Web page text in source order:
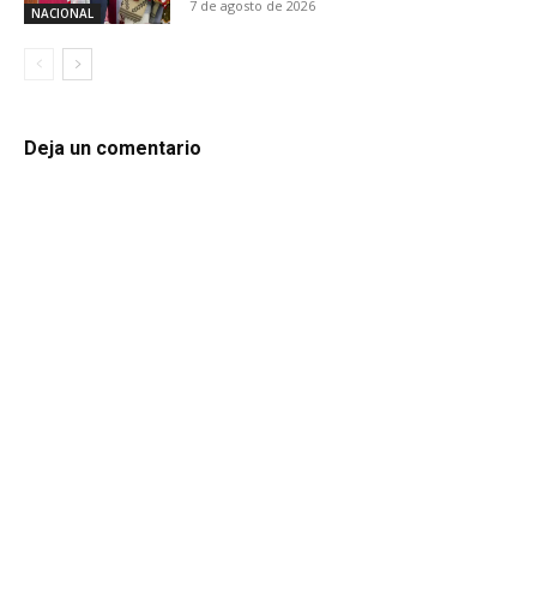
NACIONAL 7 de agosto de 2026
Deja un comentario